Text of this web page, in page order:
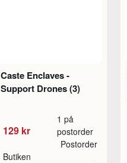
Caste Enclaves -
Support Drones (3)
129 kr
1 på
postorder
Butiken
Postorder